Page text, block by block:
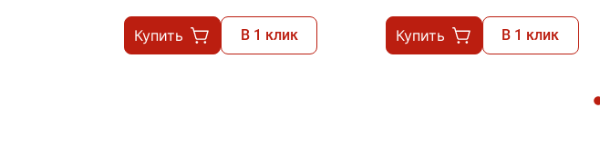
Купить В 1 клик Купить В 1 клик